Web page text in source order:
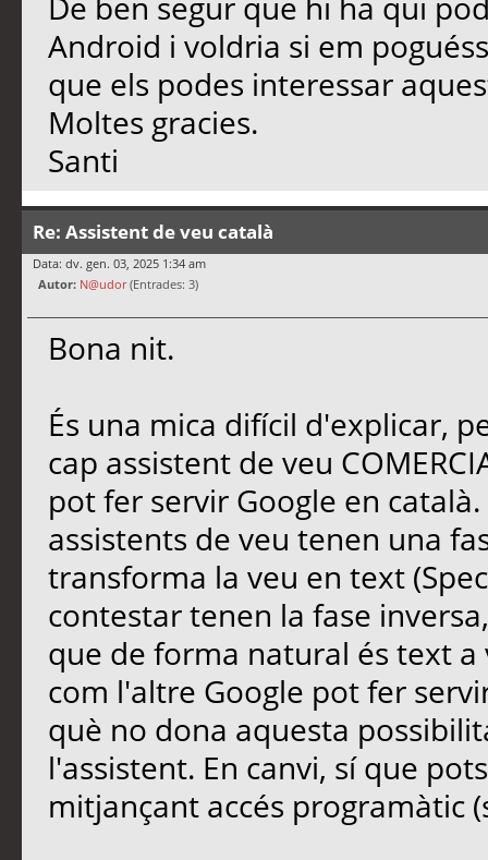
De ben segur que hi ha qui
Android i voldria si em
que els podes interessar
Moltes gracies.
Santi
Re: Assistent de veu català
Data: dv. gen. 03, 2025 1:34 am
Autor: N@udor(Entrades: 3)
Bona nit.
És una mica difícil d'explicar,
cap assistent de veu
pot fer servir Google en
assistents de veu tenen una
transforma la veu en text
contestar tenen la fase
que de forma natural és text a
com l'altre Google pot fer
què no dona aquesta
l'assistent. En canvi, sí que
mitjançant accés programàtic